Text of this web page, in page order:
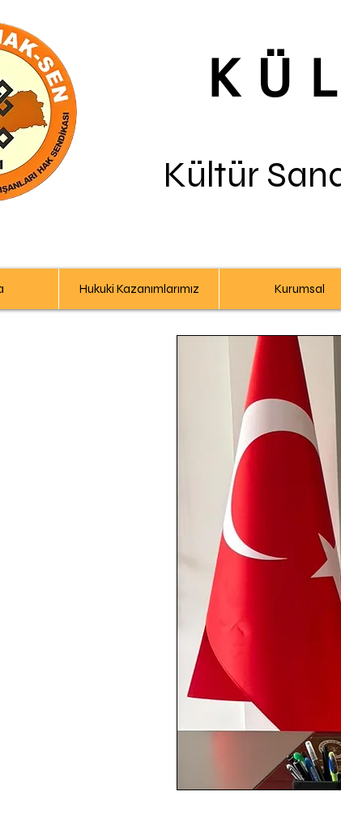
Kültür
Hukuki Kazanımlarımız Kurumsal